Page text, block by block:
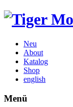
Neu
About
Katalog
Shop
english
Menü